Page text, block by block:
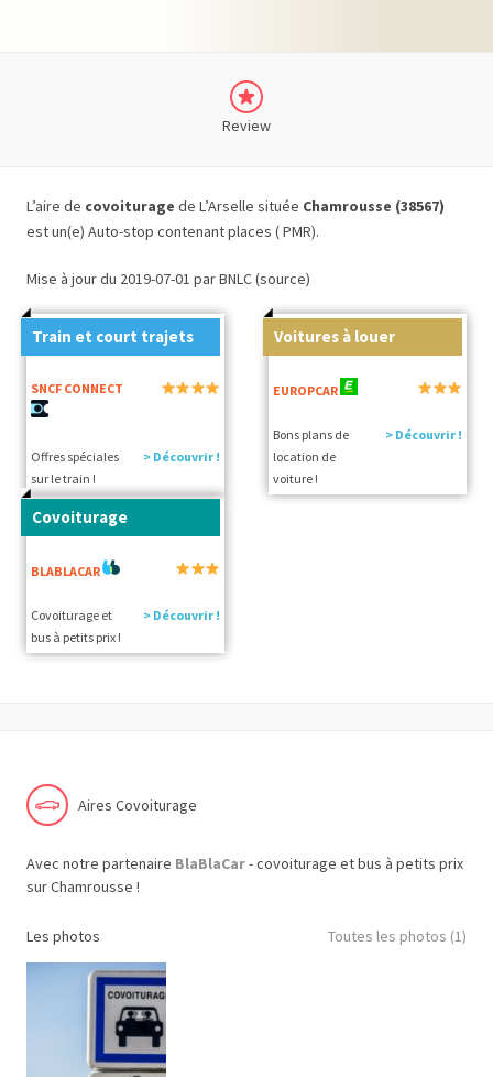
Review
L’aire de covoiturage de L’Arselle située Chamrousse (38567)
est un(e) Auto-stop contenant places ( PMR).
Mise à jour du 2019-07-01 par BNLC (source)
Train et court trajets
SNCF CONNECT
Offres spéciales
sur le train !
> Découvrir !
Voitures à louer
EUROPCAR
Bons plans de
location de
voiture !
> Découvrir !
Covoiturage
BLABLACAR
Covoiturage et
bus à petits prix !
> Découvrir !
Aires Covoiturage
Avec notre partenaire BlaBlaCar- covoiturage et bus à petits prix
sur Chamrousse !
Les photos Toutes les photos (1)